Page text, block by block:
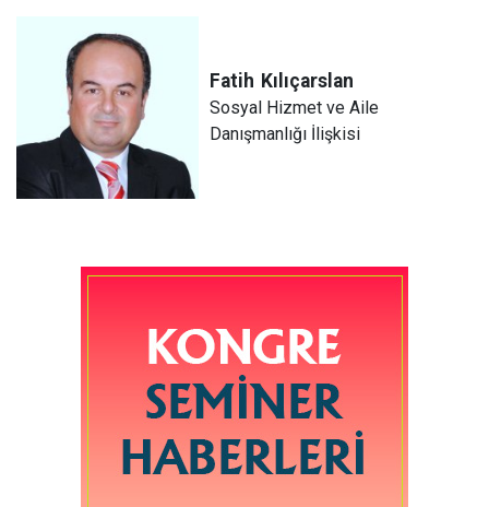
Fatih Kılıçarslan
Sosyal Hizmet ve Aile
Danışmanlığı İlişkisi